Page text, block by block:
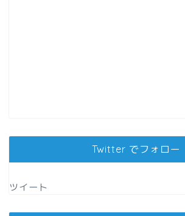
Twitter でフォロー
ツイート